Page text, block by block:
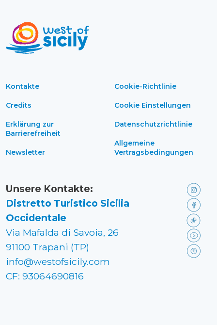
Kontakte
Credits
Erklärung zur
Barrierefreiheit
Newsletter
Cookie-Richtlinie
Cookie Einstellungen
Datenschutzrichtlinie
Allgemeine
Vertragsbedingungen
Unsere Kontakte:
Distretto Turistico Sicilia
Occidentale
Via Mafalda di Savoia, 26
91100 Trapani (TP)
info@westofsicily.com
CF: 93064690816